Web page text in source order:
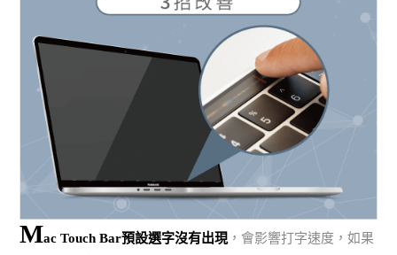
Mac Touch Bar預設選字沒有出現，會影響打字速度，如果